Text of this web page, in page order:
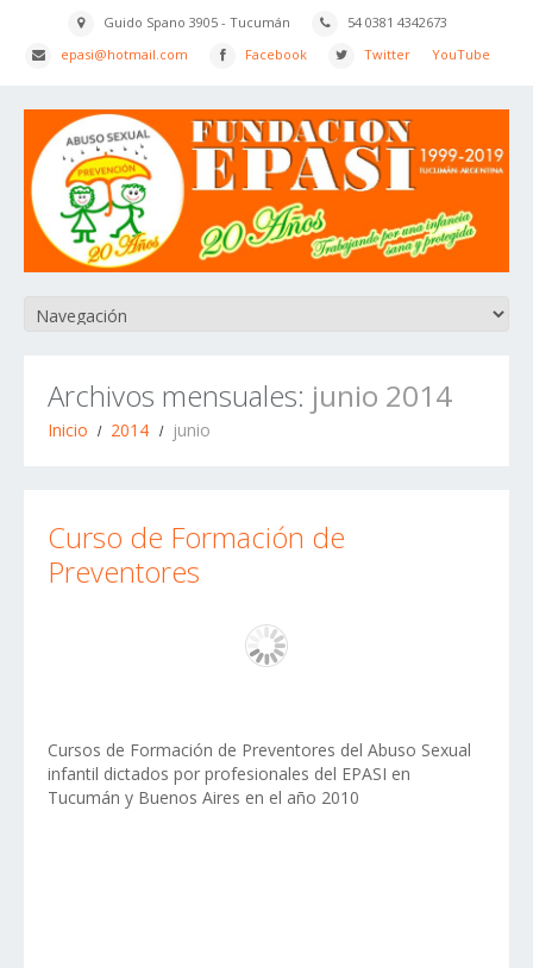
Guido Spano 3905 - Tucumán
54 0381 4342673
epasi@hotmail.com
Facebook Twitter YouTube
Archivos mensuales: junio 2014
Inicio 2014 junio
Curso de Formación de
Preventores
Cursos de Formación de Preventores del Abuso Sexual
infantil dictados por profesionales del EPASI en
Tucumán y Buenos Aires en el año 2010